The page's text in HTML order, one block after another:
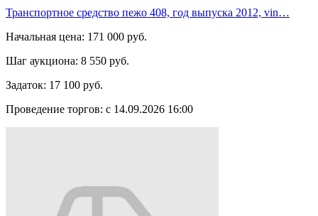
Транспортное средство пежо 408, год выпуска 2012, vin…
Начальная цена: 171 000 руб.
Шаг аукциона: 8 550 руб.
Задаток: 17 100 руб.
Проведение торгов: с 14.09.2026 16:00